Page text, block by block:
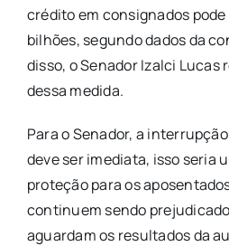
crédito em consignados pode
bilhões, segundo dados da
disso, o Senador Izalci
dessa medida.
Para o Senador, a
deve ser imediata, isso seria
proteção para os
continuem sendo
aguardam os resultados da